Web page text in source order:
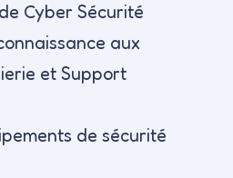
Cyber Sécurité
aux
et Support
de sécurité